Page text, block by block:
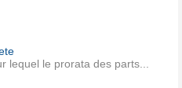
lequel le prorata des parts...